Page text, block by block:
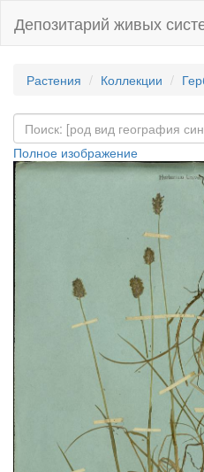
Депозитарий живых
Растения Коллекции
Полное изображение